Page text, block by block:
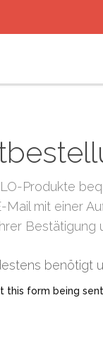
Produkte
Mail mit einer
Bestätigung
benötigt
this form being